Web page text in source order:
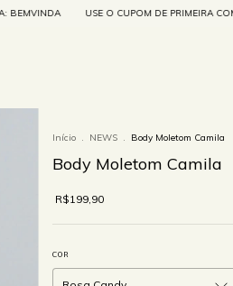
USE O CUPOM DE PRIMEIRA COMPRA: BEMVINDA
Início . NEWS . Body Moletom Camila
Body Moletom Camila
R$199,90
COR